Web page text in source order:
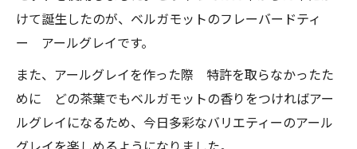
けて誕生したのが、ベルガモットのフレーバードティ
ー アールグレイです。
また、アールグレイを作った際 特許を取らなかったた
めに どの茶葉でもベルガモットの香りをつければアー
ルグレイになるため、今日多彩なバリエティーのアール